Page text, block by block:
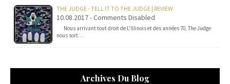
THE JUDGE - TELL IT TO THE JUDGE | REVIEW
10.08.2017 - Comments Disabled
Nous arrivant tout droit de L'Illinois et des années 70, The Judge
nous sort…
Archives Du Blog